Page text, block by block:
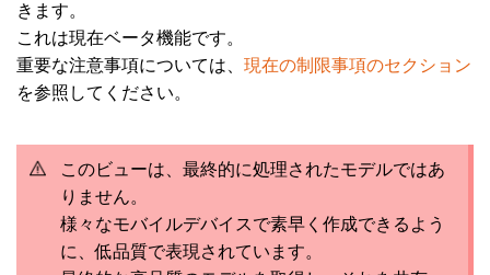
きます。
これは現在ベータ機能です。
重要な注意事項については、 現在の制限事項のセクション
を参照してください。
このビューは、最終的に処理されたモデルではあ
りません。
様々なモバイルデバイスで素早く作成できるよう
に、低品質で表現されています。